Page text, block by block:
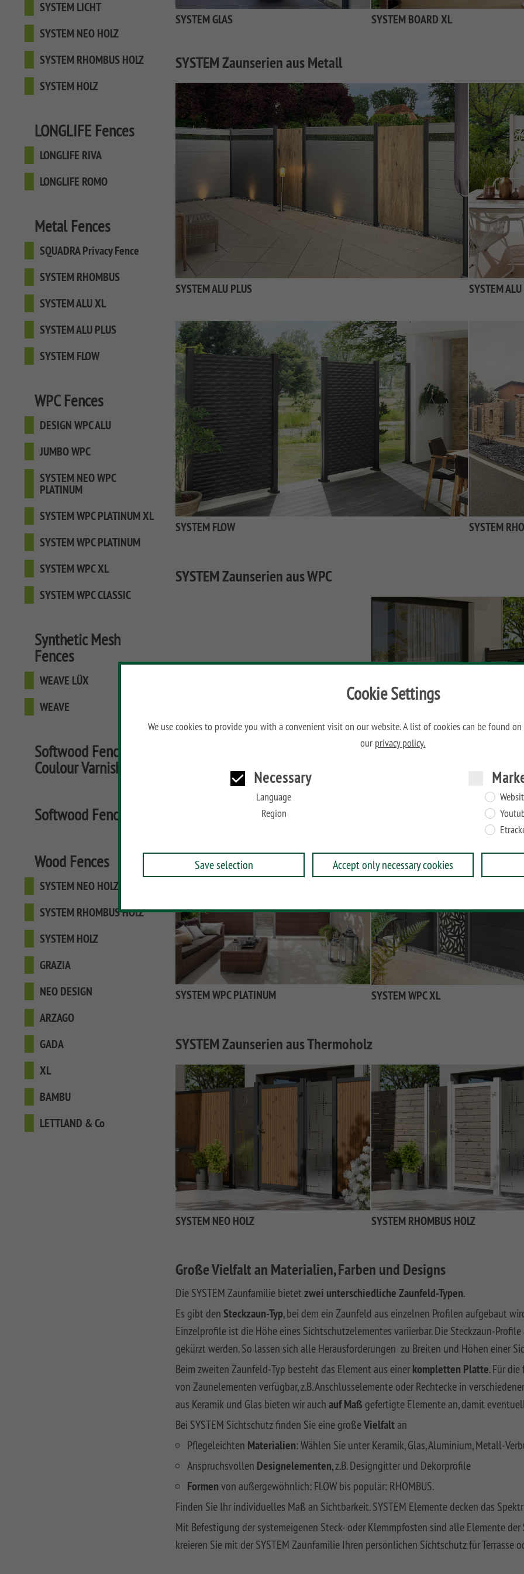
Cookie Settings
We use cookies to provide you with a convenient visit on our website. A list of cookies can be found
our privacy policy.
Necessary
Language
Region
Save selection Accept only necessary cookies
SYSTEM NEO HOLZ
SYSTEM RHOMBUS
HOLZ
SYSTEM HOLZ
LETTLAND & Co
RAJA ALU XL
RAJA WPC ALU XL
RAJA WPC
DREAMDECK
Lichtsystem
WPC Floor Planks
Bamboo Floor Planks
Public Playgrounds
Softwood Planters
pressure impregnated
SYSTEM LICHT
SYSTEM NEO HOLZ
SYSTEM RHOMBUS HOLZ
SYSTEM HOLZ
LONGLIFE Fences
LONGLIFE RIVA
LONGLIFE ROMO
Metal Fences
SQUADRA Privacy Fence
SYSTEM RHOMBUS
SYSTEM ALU XL
SYSTEM ALU PLUS
SYSTEM FLOW
WPC Fences
DESIGN WPC ALU
JUMBO WPC
SYSTEM NEO WPC
PLATINUM
SYSTEM WPC PLATINUM XL
SYSTEM WPC PLATINUM
SYSTEM WPC XL
SYSTEM WPC CLASSIC
Synthetic Mesh
Fences
WEAVE LÜX
WEAVE
Softwood Fences,
Coulour Varnished
Softwood Fences, VPI
Wood Fences
SYSTEM NEO HOLZ
SYSTEM RHOMBUS HOLZ
SYSTEM HOLZ
GRAZIA
NEO DESIGN
ARZAGO
GADA
XL
BAMBU
LETTLAND & Co
SYSTEM GLAS SYSTEM BOARD XL
SYSTEM Zaunserien aus Metall
SYSTEM ALU PLUS
SYSTEM FLOW
SYSTEM
SYSTEM
SYSTEM Zaunserien aus WPC
SYSTEM NEO WPC PLATINUM
SYSTEM WPC PLATINUM SYSTEM WPC XL
SYSTEM Zaunserien aus Thermoholz
SYSTEM NEO HOLZ SYSTEM RHOMBUS HOLZ
Große Vielfalt an Materialien, Farben und Designs
Die SYSTEM Zaunfamilie bietet zwei unterschiedliche Zaunfeld-Typen.
Es gibt den Steckzaun-Typ, bei dem ein Zaunfeld aus einzelnen Profilen aufgebaut
Einzelprofile ist die Höhe eines Sichtschutzelementes variierbar. Die Steckzaun-
gekürzt werden. So lassen sich alle Herausforderungen zu Breiten und Höhen einer
Beim zweiten Zaunfeld-Typ besteht das Element aus einer kompletten Platte. Für
von Zaunelementen verfügbar, z.B. Anschlusselemente oder Rechtecke in
aus Keramik und Glas bieten wir auch auf Maß gefertigte Elemente an, damit
Bei SYSTEM Sichtschutz finden Sie eine großeVielfaltan
Pflegeleichten Materialien: Wählen Sie unter Keramik, Glas, Aluminium, Metall-
Anspruchsvollen Designelementen, z.B. Designgitter und Dekorprofile
Formen von außergewöhnlich: FLOW bis populär: RHOMBUS.
Finden Sie Ihr individuelles Maß an Sichtbarkeit. SYSTEM Elemente decken das
Mit Befestigung der systemeigenen Steck- oder Klemmpfosten sind alle Elemente der
kreieren Sie mit der SYSTEM Zaunfamilie Ihren persönlichen Sichtschutz für Terrasse